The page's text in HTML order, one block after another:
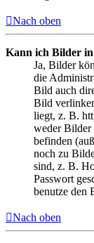
Nach oben
Kann ich Bilder in
Ja, Bilder
die
Bild auch
Bild
liegt, z. B.
weder Bilder
befinden
noch zu
sind, z. B.
Passwort
benutze den
Nach oben